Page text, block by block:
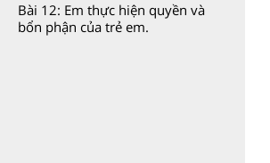
Bài 12: Em thực hiện quyền và
bổn phận của trẻ em.